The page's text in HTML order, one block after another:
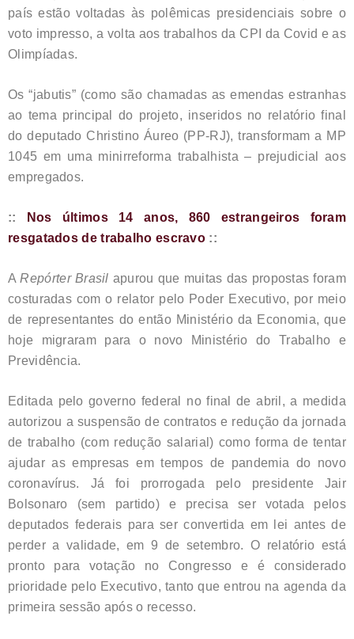
país estão voltadas às polêmicas presidenciais sobre o
voto impresso, a volta aos trabalhos da CPI da Covid e as
Olimpíadas.
Os “jabutis” (como são chamadas as emendas estranhas
ao tema principal do projeto, inseridos no relatório final
do deputado Christino Áureo (PP-RJ), transformam a MP
1045 em uma minirreforma trabalhista – prejudicial aos
empregados.
::
Nos últimos 14 anos, 860 estrangeiros foram
resgatados de trabalho escravo ::
ARepórter Brasil apurou que muitas das propostas foram
costuradas com o relator pelo Poder Executivo, por meio
de representantes do então Ministério da Economia, que
hoje migraram para o novo Ministério do Trabalho e
Previdência.
Editada pelo governo federal no final de abril, a medida
autorizou a suspensão de contratos e redução da jornada
de trabalho (com redução salarial) como forma de tentar
ajudar as empresas em tempos de pandemia do novo
coronavírus. Já foi prorrogada pelo presidente Jair
Bolsonaro (sem partido) e precisa ser votada pelos
deputados federais para ser convertida em lei antes de
perder a validade, em 9 de setembro. O relatório está
pronto para votação no Congresso e é considerado
prioridade pelo Executivo, tanto que entrou na agenda da
primeira sessão após o recesso.